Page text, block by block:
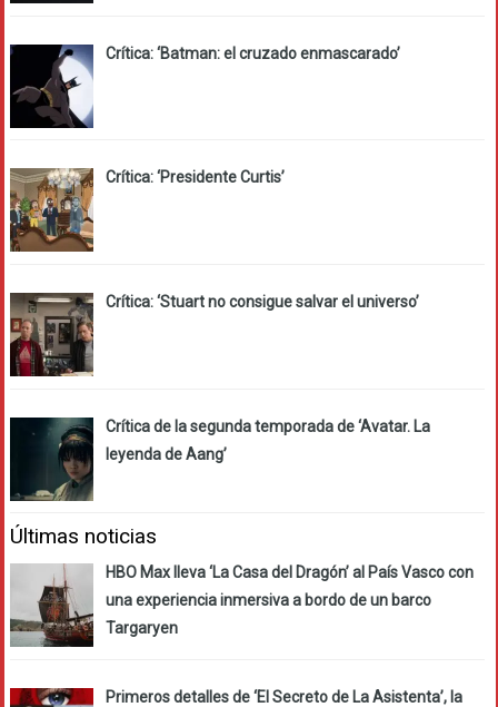
Crítica: ‘Batman: el cruzado enmascarado’
Crítica: ‘Presidente Curtis’
Crítica: ‘Stuart no consigue salvar el universo’
Crítica de la segunda temporada de ‘Avatar. La
leyenda de Aang’
Últimas noticias
HBO Max lleva ‘La Casa del Dragón’ al País Vasco con
una experiencia inmersiva a bordo de un barco
Targaryen
Primeros detalles de ‘El Secreto de La Asistenta’, la